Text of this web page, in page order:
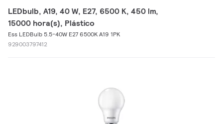
LEDbulb, A19, 40 W, E27, 6500 K, 450 lm,
15000 hora(s), Plástico
Ess LEDBulb 5.5-40W E27 6500K A19 1PK
929003797412